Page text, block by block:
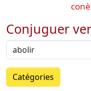
Conjuguer
Catégories